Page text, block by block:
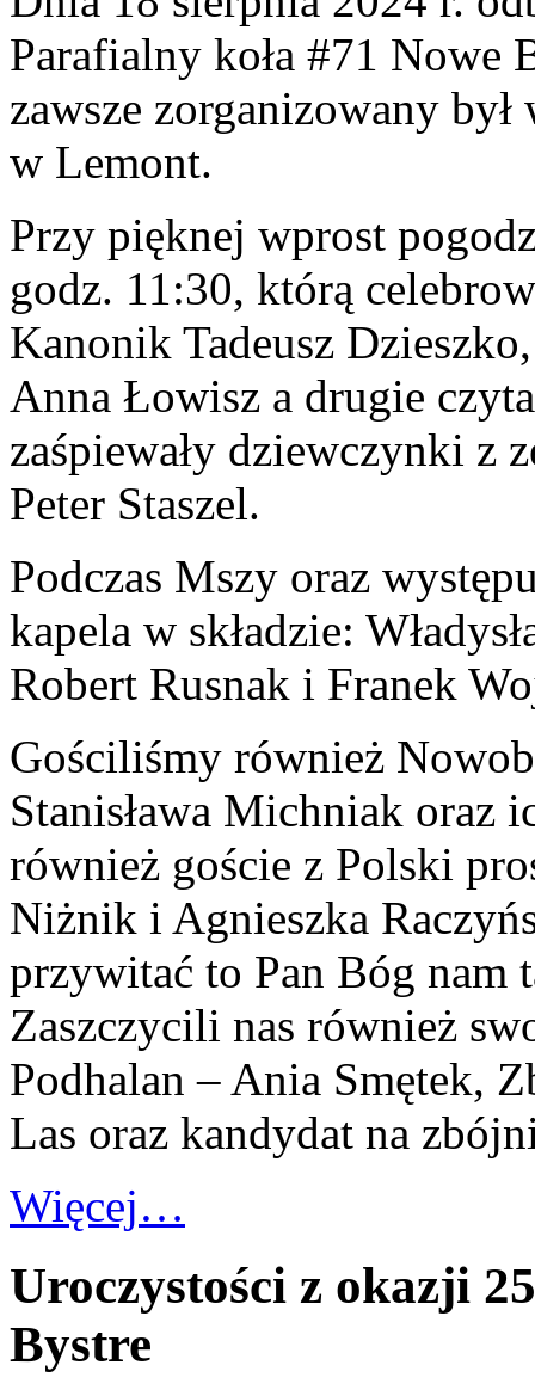
Parafialny koła #71 Nowe
zawsze zorganizowany
w Lemont.
Przy pięknej wprost
godz. 11:30, którą
Kanonik Tadeusz
Anna Łowisz a drugie
zaśpiewały dziewczynki z
Peter Staszel.
Podczas Mszy oraz
kapela w składzie:
Robert Rusnak i Franek
Gościliśmy również
Stanisława Michniak oraz
również goście z Polski
Niżnik i Agnieszka
przywitać to Pan Bóg nam
Zaszczycili nas również
Podhalan – Ania Smętek,
Las oraz kandydat na
Więcej…
Uroczystości z okazji
Bystre